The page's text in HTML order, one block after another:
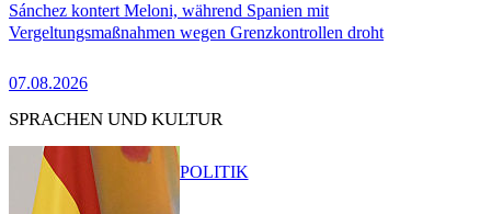
Sánchez kontert Meloni, während Spanien mit
Vergeltungsmaßnahmen wegen Grenzkontrollen droht
07.08.2026
SPRACHEN UND KULTUR
POLITIK